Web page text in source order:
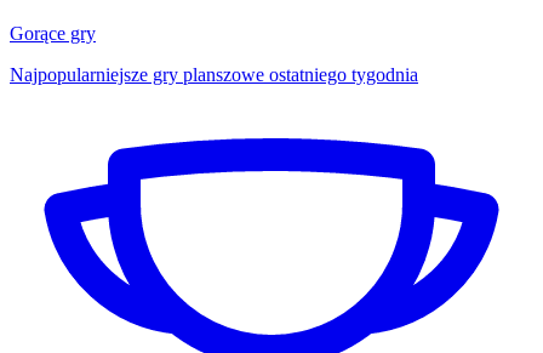
Gorące gry
Najpopularniejsze gry planszowe ostatniego tygodnia